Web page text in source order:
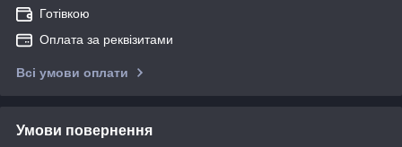
Готівкою
Оплата за реквізитами
Всі умови оплати
Умови повернення